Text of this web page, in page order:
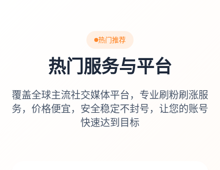
热门推荐
热门服务与平台
覆盖全球主流社交媒体平台，专业刷粉刷涨服
务，价格便宜，安全稳定不封号，让您的账号
快速达到目标